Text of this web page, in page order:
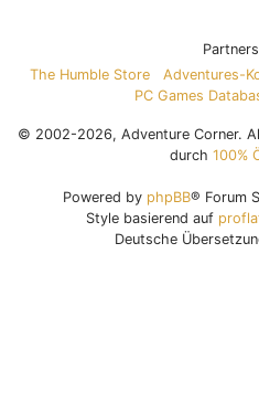
The Humble Store
Adventures-
PC Games
© 2002-2026, Adventure Corner.
durch 100%
Powered by phpBB® Forum
Style basierend auf
Deutsche